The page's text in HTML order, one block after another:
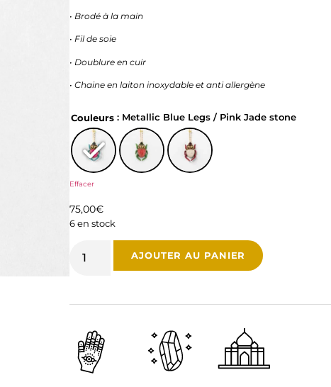
• Brodé à la main
• Fil de soie
• Doublure en cuir
• Chaine en laiton inoxydable et anti allergène
Couleurs : Metallic Blue Legs / Pink Jade stone
Effacer
75,00€
6 en stock
AJOUTER AU PANIER